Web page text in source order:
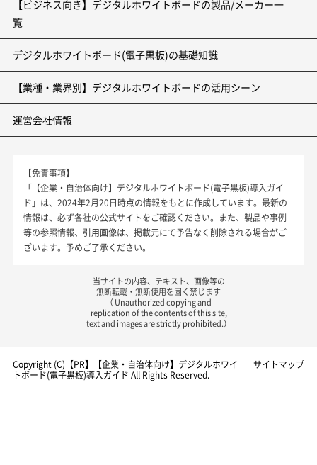
【ビジネス向き】デジタルホワイトボードの製品/メーカー一
覧
デジタルホワイトボード(電子黒板)の基礎知識
【業種・業界別】デジタルホワイトボードの活用シーン
運営会社情報
【免責事項】
「【企業・自治体向け】デジタルホワイトボード(電子黒板)導入ガイ
ド」は、2024年2月20日時点の情報をもとに作成しています。最新の
情報は、必ず各社の公式サイトをご確認ください。また、製品や事例
等の参照情報、引用画像は、掲載元にて予告なく削除される場合がご
ざいます。予めご了承ください。
当サイトの内容、テキスト、画像等の
無断転載・無断使用を固く禁じます
（ Unauthorized copying and
replication of the contents of this site,
text and images are strictly prohibited.）
サイトマップ
Copyright (C)【PR】
【企業・自治体向け】デジタルホワイ
トボード(電子黒板)導入ガイド All Rights Reserved.